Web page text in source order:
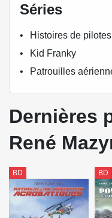
Séries
Histoires de pilotes
Kid Franky
Patrouilles
Dernières
René
BD BD